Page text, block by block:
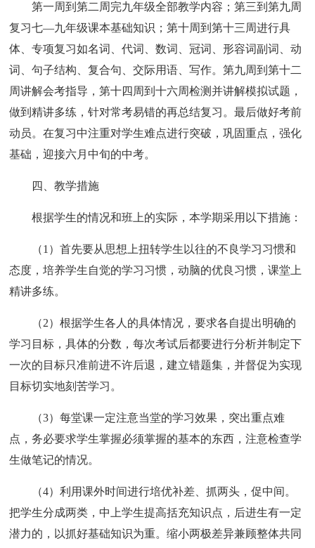
第一周到第二周完九年级全部教学内容；第三到第九周
复习七—九年级课本基础知识；第十周到第十三周进行具
体、专项复习如名词、代词、数词、冠词、形容词副词、动
词、句子结构、复合句、交际用语、写作。第九周到第十二
周讲解会考指导，第十四周到十六周检测并讲解模拟试题，
做到精讲多练，针对常考易错的再总结复习。最后做好考前
动员。在复习中注重对学生难点进行突破，巩固重点，强化
基础，迎接六月中旬的中考。
四、教学措施
根据学生的情况和班上的实际，本学期采用以下措施：
（1）首先要从思想上扭转学生以往的不良学习习惯和
态度，培养学生自觉的学习习惯，动脑的优良习惯，课堂上
精讲多练。
（2）根据学生各人的具体情况，要求各自提出明确的
学习目标，具体的分数，每次考试后都要进行分析并制定下
一次的目标只准前进不许后退，建立错题集，并督促为实现
目标切实地刻苦学习。
（3）每堂课一定注意当堂的学习效果，突出重点难
点，务必要求学生掌握必须掌握的基本的东西，注意检查学
生做笔记的情况。
（4）利用课外时间进行培优补差、抓两头，促中间。
把学生分成两类，中上学生提高括充知识点，后进生有一定
潜力的，以抓好基础知识为重。缩小两极差异兼顾整体共同